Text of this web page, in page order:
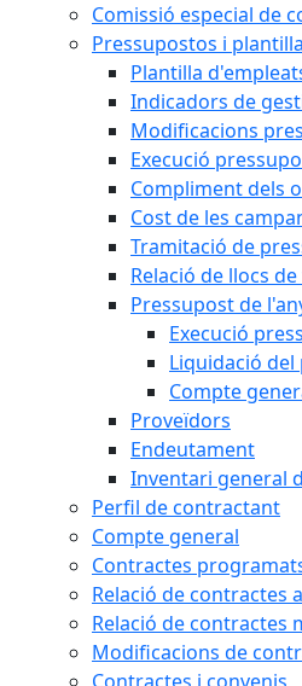
Comissió especial de
Pressupostos i plantilla
Plantilla
Indicadors de
Modificacions
Execució
Compliment dels
Cost de les
Tramitació de
Relació de llocs
Pressupost de
Execució
Liquidació
Compte
Proveïdors
Endeutament
Inventari general
Perfil de contractant
Compte general
Contractes
Relació de contractes
Relació de contractes
Modificacions de